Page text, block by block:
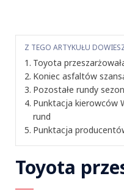
Z TEGO ARTYKUŁU
Toyota
Koniec asfaltów
Pozostałe rundy
Punktacja kierowców
rund
Punktacja
Toyota